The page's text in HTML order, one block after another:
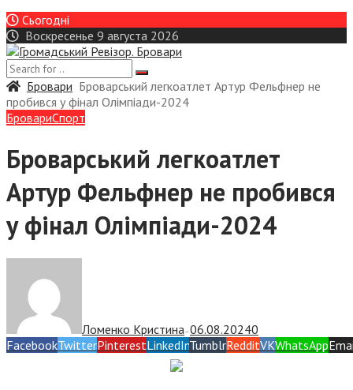
Сьогодні
Воскресенье 9 августа 2026
Бровари Броварський легкоатлет Артур Фельфнер не
пробився у фінал Олімпіади-2024
БровариСпорт
Броварський легкоатлет
Артур Фельфнер не пробився
у фінал Олімпіади-2024
Ломенко Кристина—06.08.20240
FacebookTwitterPinterestLinkedInTumblrRedditVKWhatsApp